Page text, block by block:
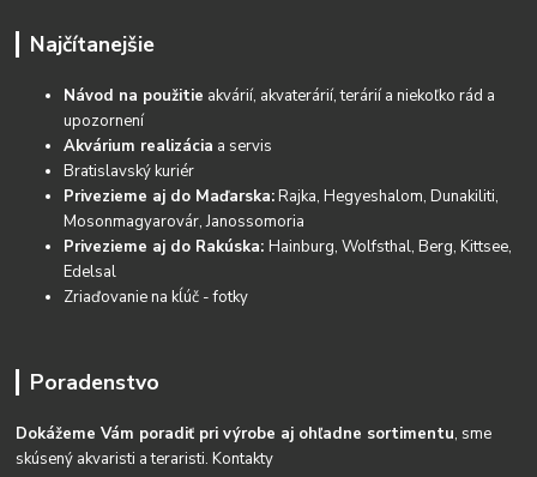
Najčítanejšie
Návod na použitie akvárií, akvaterárií, terárií a niekoľko rád a
upozornení
Akvárium realizácia a servis
Bratislavský kuriér
Privezieme aj do Maďarska:Rajka, Hegyeshalom, Dunakiliti,
Mosonmagyarovár, Janossomoria
Privezieme aj do Rakúska:Hainburg, Wolfsthal, Berg, Kittsee,
Edelsal
Zriaďovanie na kĺúč - fotky
Poradenstvo
Dokážeme Vám poradiť pri výrobe aj ohľadne sortimentu, sme
skúsený akvaristi a teraristi.Kontakty